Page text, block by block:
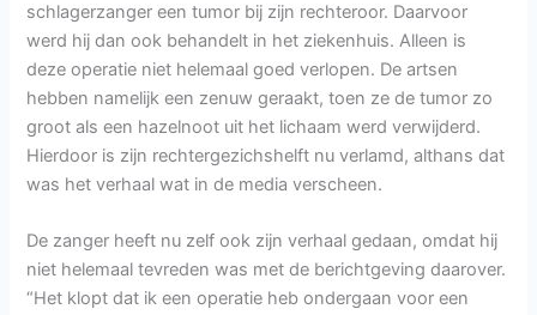
schlagerzanger een tumor bij zijn rechteroor. Daarvoor
werd hij dan ook behandelt in het ziekenhuis. Alleen is
deze operatie niet helemaal goed verlopen. De artsen
hebben namelijk een zenuw geraakt, toen ze de tumor zo
groot als een hazelnoot uit het lichaam werd verwijderd.
Hierdoor is zijn rechtergezichshelft nu verlamd, althans dat
was het verhaal wat in de media verscheen.
De zanger heeft nu zelf ook zijn verhaal gedaan, omdat hij
niet helemaal tevreden was met de berichtgeving daarover.
“Het klopt dat ik een operatie heb ondergaan voor een